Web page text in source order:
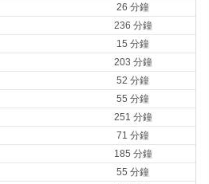
26 分鐘
236 分鐘
15 分鐘
203 分鐘
52 分鐘
55 分鐘
251 分鐘
71 分鐘
185 分鐘
55 分鐘